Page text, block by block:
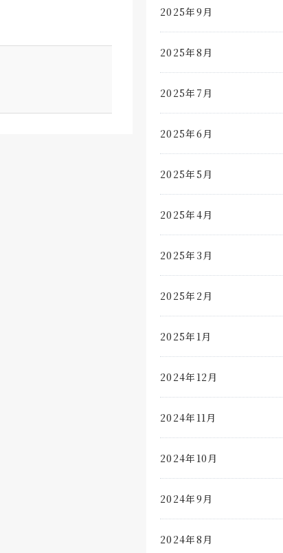
2025年9月
2025年8月
2025年7月
2025年6月
2025年5月
2025年4月
2025年3月
2025年2月
2025年1月
2024年12月
2024年11月
2024年10月
2024年9月
2024年8月